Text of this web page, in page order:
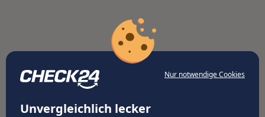
Nur notwendige Cookies
Unvergleichlich lecker